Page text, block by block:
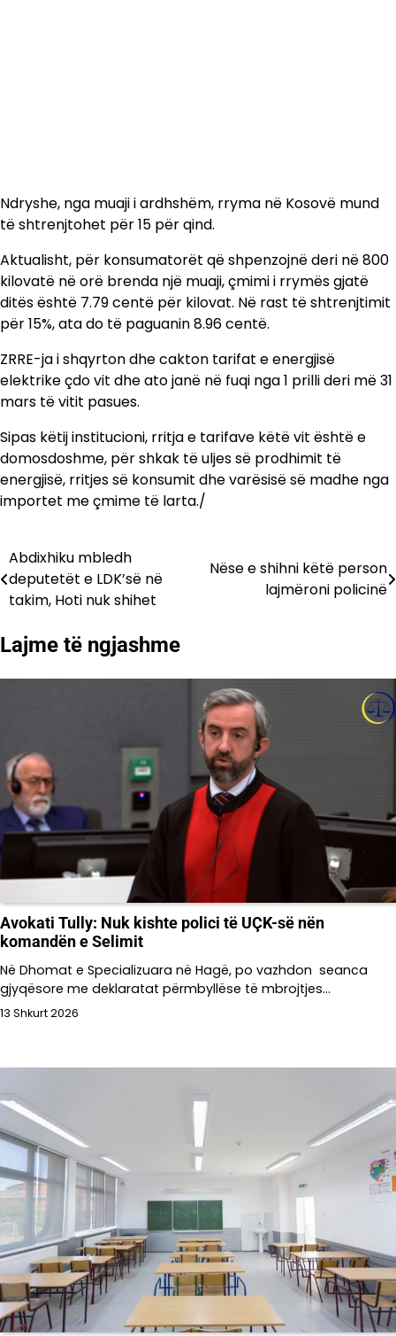
Ndryshe, nga muaji i ardhshëm, rryma në Kosovë mund
të shtrenjtohet për 15 për qind.
Aktualisht, për konsumatorët që shpenzojnë deri në 800
kilovatë në orë brenda një muaji, çmimi i rrymës gjatë
ditës është 7.79 centë për kilovat. Në rast të shtrenjtimit
për 15%, ata do të paguanin 8.96 centë.
ZRRE-ja i shqyrton dhe cakton tarifat e energjisë
elektrike çdo vit dhe ato janë në fuqi nga 1 prilli deri më 31
mars të vitit pasues.
Sipas këtij institucioni, rritja e tarifave këtë vit është e
domosdoshme, për shkak të uljes së prodhimit të
energjisë, rritjes së konsumit dhe varësisë së madhe nga
importet me çmime të larta./
Lëvizje
te
Abdixhiku mbledh
deputetët e LDK’së në
takim, Hoti nuk shihet
Nëse e shihni këtë person
lajmëroni policinë
Lajme të ngjashme
Avokati Tully: Nuk kishte polici të UÇK-së nën
komandën e Selimit
Në Dhomat e Specializuara në Hagë, po vazhdon seanca
gjyqësore me deklaratat përmbyllëse të mbrojtjes…
13 Shkurt 2026